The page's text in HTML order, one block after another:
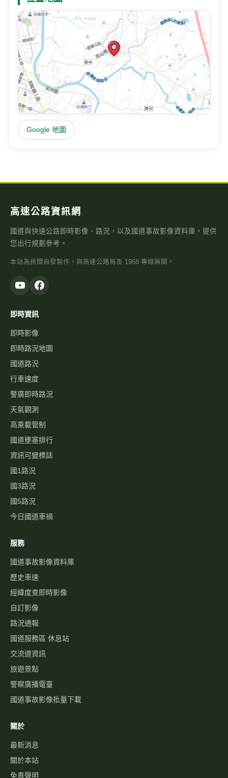
Google 地圖
高速公路資訊網
國道與快速公路即時影像、路況，以及國道事故影像資料庫，提供
您出行規劃參考。
本站為民間自發製作，與高速公路局及 1968 專線無關。
即時資訊
即時影像
即時路況地圖
國道路況
行車速度
警廣即時路況
天氣觀測
高乘載管制
國道壅塞排行
資訊可變標誌
國1路況
國3路況
國5路況
今日國道車禍
服務
國道事故影像資料庫
歷史車速
經緯度查即時影像
自訂影像
路況通報
國道服務區 休息站
交流道資訊
旅遊景點
警察廣播電臺
國道事故影像批量下載
關於
最新消息
關於本站
免責聲明